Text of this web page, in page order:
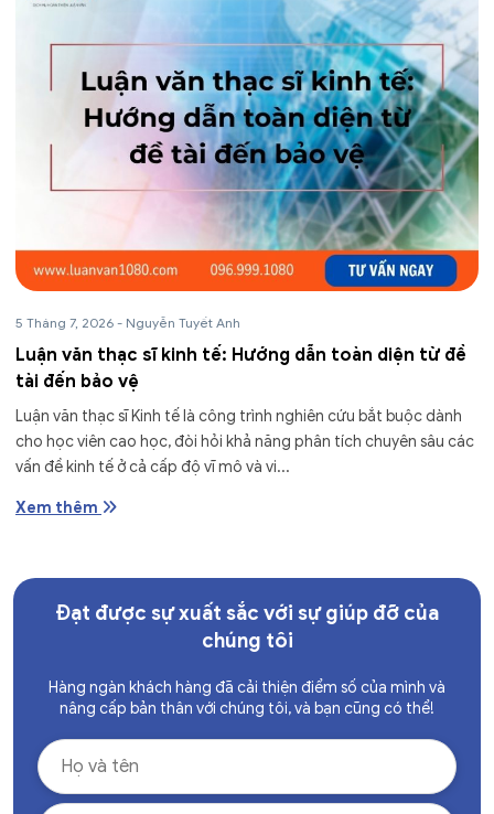
5 Tháng 7, 2026 - Nguyễn Tuyết Anh
Luận văn thạc sĩ kinh tế: Hướng dẫn toàn diện từ đề
tài đến bảo vệ
Luận văn thạc sĩ Kinh tế là công trình nghiên cứu bắt buộc dành
cho học viên cao học, đòi hỏi khả năng phân tích chuyên sâu các
vấn đề kinh tế ở cả cấp độ vĩ mô và vi...
Xem thêm
Đạt được sự xuất sắc với sự giúp đỡ của
chúng tôi
Hàng ngàn khách hàng đã cải thiện điểm số của mình và
nâng cấp bản thân với chúng tôi, và bạn cũng có thể!